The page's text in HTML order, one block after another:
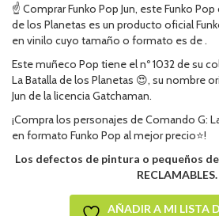
☝ Comprar Funko Pop Jun, este Funko
de los Planetas es un producto oficial
en vinilo cuyo tamaño o formato es de .
Este muñeco Pop tiene el nº 1032 de su
La Batalla de los Planetas 😍, su nombre
Jun de la licencia Gatchaman.
¡Compra los personajes de Comando G:
en formato Funko Pop al mejor precio⭐!
Los defectos de pintura o pequeños
RECLAMABLES.
AÑADIR A MI LISTA